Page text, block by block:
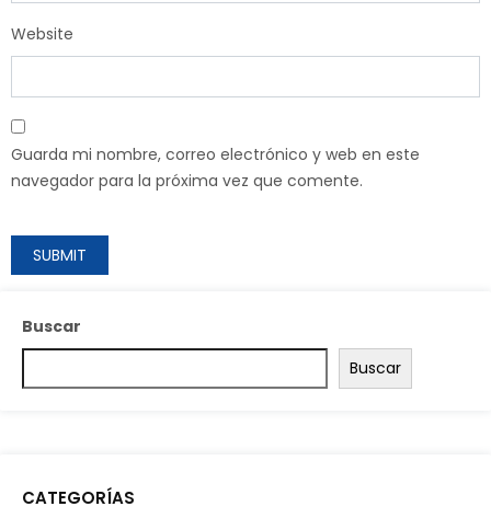
Website
Guarda mi nombre, correo electrónico y web en este
navegador para la próxima vez que comente.
Buscar
Buscar
CATEGORÍAS